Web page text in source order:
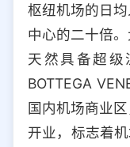
枢纽机场的日
中心的二十倍
天然具备超级
BOTTEGA
国内机场商业
开业，标志着